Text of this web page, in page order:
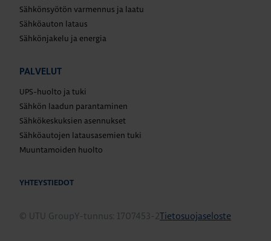
Sähkönsyötön varmennus ja laatu
Sähköauton lataus
Sähkönjakelu ja energia
PALVELUT
UPS-huolto ja tuki
Sähkön laadun parantaminen
Sähkökeskuksien asennukset
Sähköautojen latausasemien tuki
Muuntamoiden huolto
YHTEYSTIEDOT
© UTU GroupY-tunnus: 1707453-2Tietosuojaseloste